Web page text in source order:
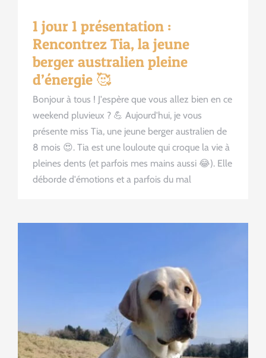
1 jour 1 présentation :
Rencontrez Tia, la jeune
berger australien pleine
d’énergie 🥰
Bonjour à tous ! J'espère que vous allez bien en ce
weekend pluvieux ? 💪 Aujourd'hui, je vous
présente miss Tia, une jeune berger australien de
8 mois 😍. Tia est une louloute qui croque la vie à
pleines dents (et parfois mes mains aussi 😂). Elle
déborde d'émotions et a parfois du mal